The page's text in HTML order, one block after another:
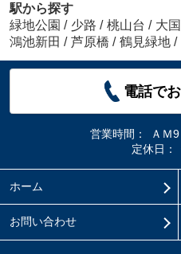
駅から探す
緑地公園 / 少路 / 桃山台 / 大
鴻池新田 / 芦原橋 / 鶴見緑地 /
電話で
営業時間：
ＡＭ
定休日：
ホーム
お問い合わせ